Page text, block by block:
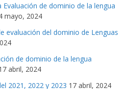
Evaluación de dominio de la lengua
mayo, 2024
evaluación del dominio de Lenguas
de dominio de la lengua
abril, 2024
2021, 2022 y 2023 17 abril, 2024